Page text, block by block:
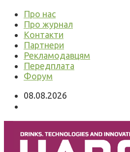
Про нас
Про журнал
Контакти
Партнери
Рекламодавцям
Передплата
Форум
08.08.2026